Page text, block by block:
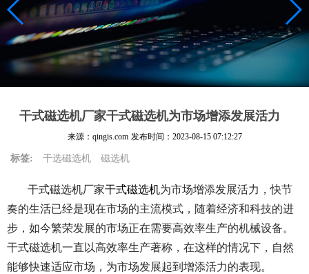
干式磁选机厂家干式磁选机为市场增添发展活力
来源：qingis.com 发布时间： 2023-08-15 07:12:27
标签: 干选磁选机 磁选机
干式磁选机厂家干式磁选机为市场增添发展活力，快节
奏的生活已经是现在市场的主流模式，随着经济和科技的进
步，如今繁荣发展的市场正在需要高效率生产的机械设备。
干式磁选机一直以高效率生产著称，在这样的情况下，自然
能够快速适应市场，为市场发展起到增添活力的表现。